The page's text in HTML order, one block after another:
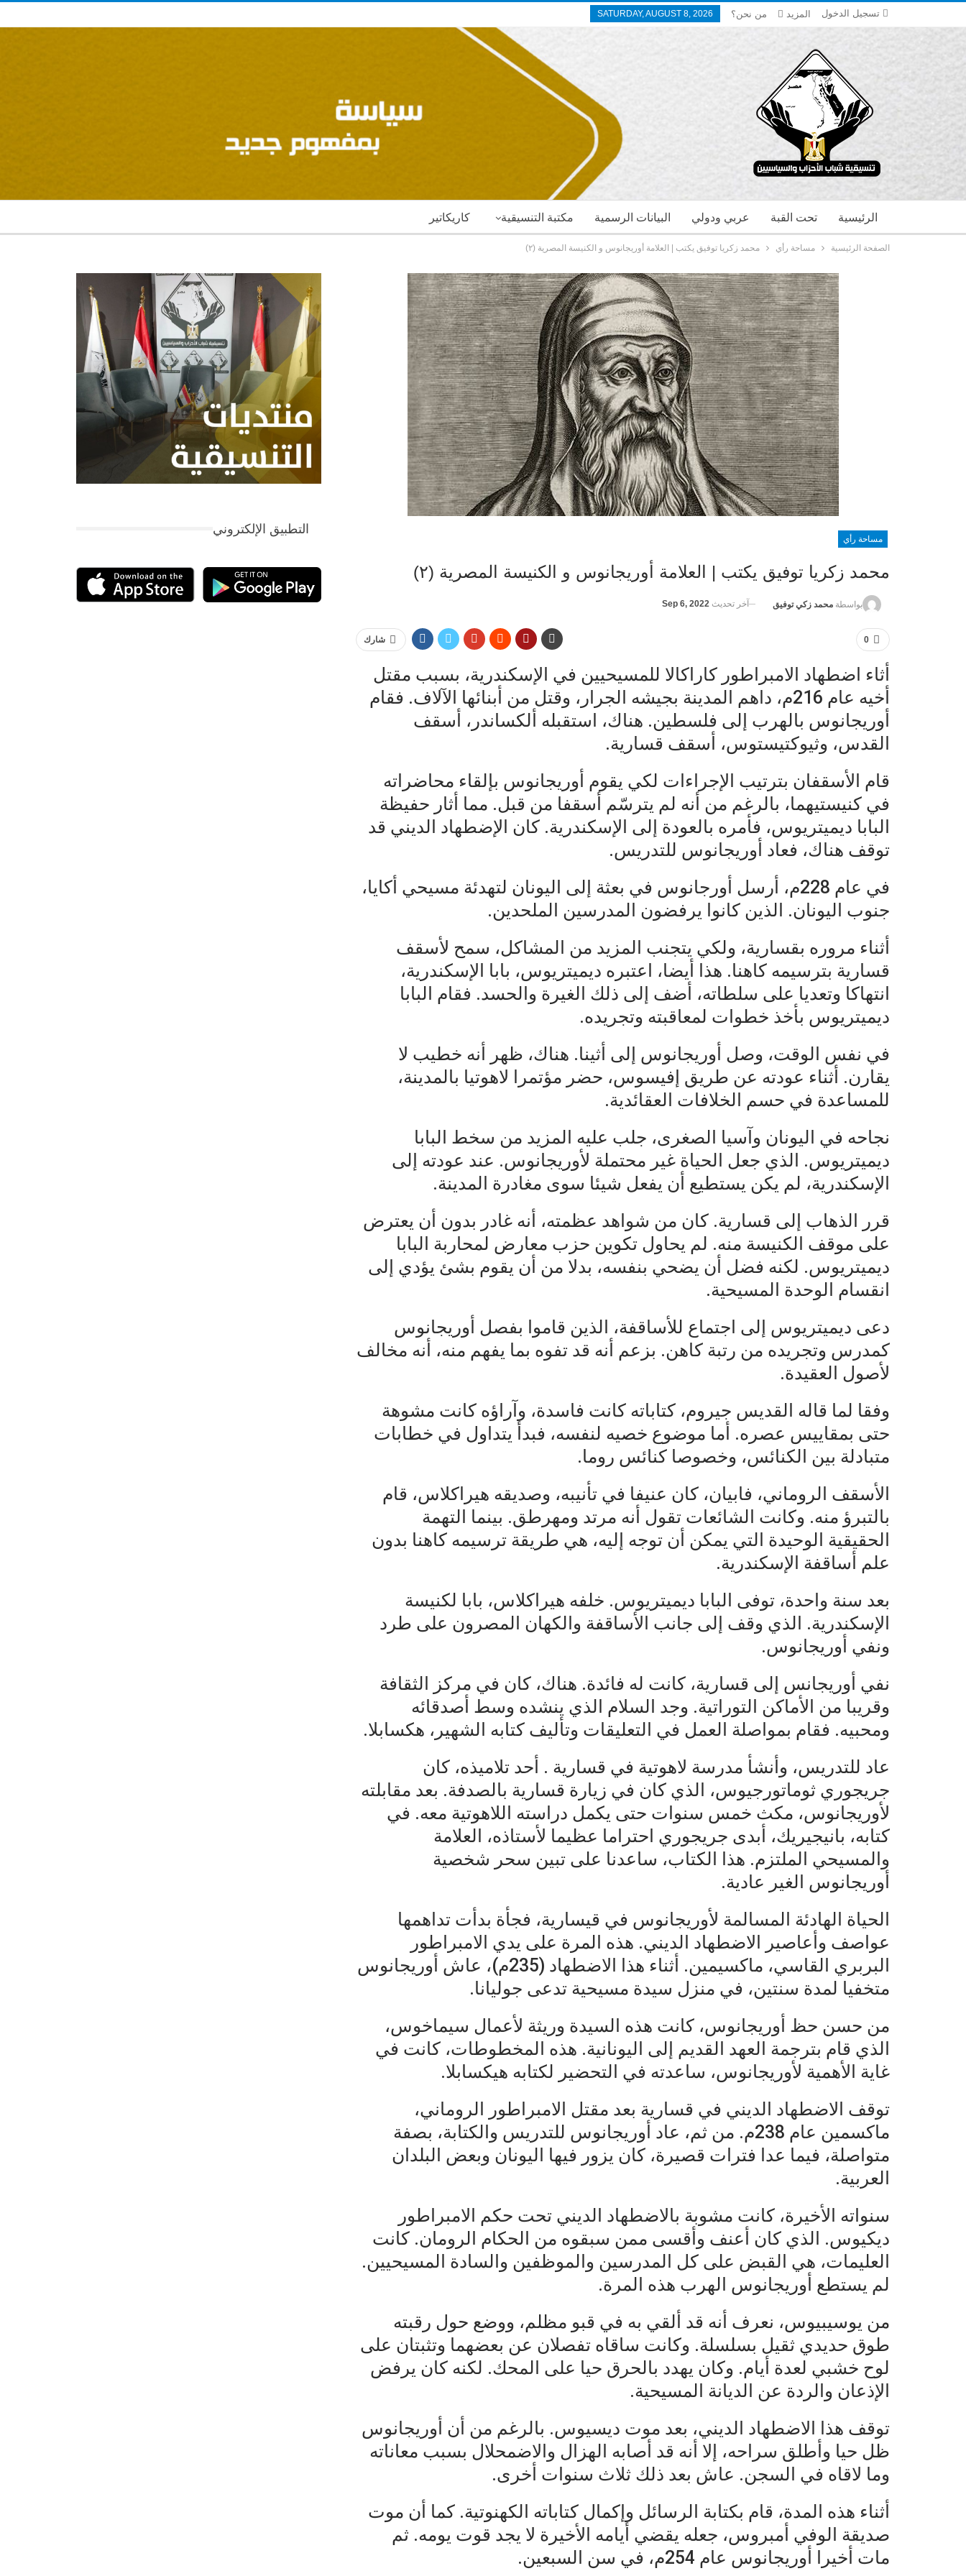
تسجيل الدخول SATURDAY, AUGUST 8, 2026 من نحن؟ المزيد
كاريكاتير مكتبة التنسيقية البيانات الرسمية عربي ودولي تحت القبة الرئيسية
الصفحة الرئيسية مساحة رأي محمد زكريا توفيق يكتب | العلامة أوريجانوس و الكنيسة المصرية (٢)
مساحة رأي
محمد زكريا توفيق يكتب | العلامة أوريجانوس و الكنيسة المصرية (٢)
بواسطة محمد زكي توفيق آخر تحديث Sep 6, 2022
0 شارك
أثاء اضطهاد الامبراطور كاراكالا للمسيحيين في الإسكندرية، بسبب مقتل
أخيه عام 216م، داهم المدينة بجيشه الجرار، وقتل من أبنائها الآلاف. فقام
أوريجانوس بالهرب إلى فلسطين. هناك، استقبله ألكساندر، أسقف
القدس، وثيوكتيستوس، أسقف قسارية.
قام الأسقفان بترتيب الإجراءات لكي يقوم أوريجانوس بإلقاء محاضراته
في كنيستيهما، بالرغم من أنه لم يترسّم أسقفا من قبل. مما أثار حفيظة
البابا ديميتريوس، فأمره بالعودة إلى الإسكندرية. كان الإضطهاد الديني قد
توقف هناك، فعاد أوريجانوس للتدريس.
في عام 228م، أرسل أورجانوس في بعثة إلى اليونان لتهدئة مسيحي أكايا،
جنوب اليونان. الذين كانوا يرفضون المدرسين الملحدين.
أثناء مروره بقسارية، ولكي يتجنب المزيد من المشاكل، سمح لأسقف
قسارية بترسيمه كاهنا. هذا أيضا، اعتبره ديميتريوس، بابا الإسكندرية،
انتهاكا وتعديا على سلطاته، أضف إلى ذلك الغيرة والحسد. فقام البابا
ديميتريوس بأخذ خطوات لمعاقبته وتجريده.
في نفس الوقت، وصل أوريجانوس إلى أثينا. هناك، ظهر أنه خطيب لا
يقارن. أثناء عودته عن طريق إفيسوس، حضر مؤتمرا لاهوتيا بالمدينة،
للمساعدة في حسم الخلافات العقائدية.
نجاحه في اليونان وآسيا الصغرى، جلب عليه المزيد من سخط البابا
ديميتريوس. الذي جعل الحياة غير محتملة لأوريجانوس. عند عودته إلى
الإسكندرية، لم يكن يستطيع أن يفعل شيئا سوى مغادرة المدينة.
قرر الذهاب إلى قسارية. كان من شواهد عظمته، أنه غادر بدون أن يعترض
على موقف الكنيسة منه. لم يحاول تكوين حزب معارض لمحاربة البابا
ديميتريوس. لكنه فضل أن يضحي بنفسه، بدلا من أن يقوم بشئ يؤدي إلى
انقسام الوحدة المسيحية.
دعى ديميتريوس إلى اجتماع للأساقفة، الذين قاموا بفصل أوريجانوس
كمدرس وتجريده من رتبة كاهن. بزعم أنه قد تفوه بما يفهم منه، أنه مخالف
لأصول العقيدة.
وفقا لما قاله القديس جيروم، كتاباته كانت فاسدة، وآراؤه كانت مشوهة
حتى بمقاييس عصره. أما موضوع خصيه لنفسه، فبدأ يتداول في خطابات
متبادلة بين الكنائس، وخصوصا كنائس روما.
الأسقف الروماني، فابيان، كان عنيفا في تأنيبه، وصديقه هيراكلاس، قام
بالتبرؤ منه. وكانت الشائعات تقول أنه مرتد ومهرطق. بينما التهمة
الحقيقية الوحيدة التي يمكن أن توجه إليه، هي طريقة ترسيمه كاهنا بدون
علم أساقفة الإسكندرية.
بعد سنة واحدة، توفى البابا ديميتريوس. خلفه هيراكلاس، بابا لكنيسة
الإسكندرية. الذي وقف إلى جانب الأساقفة والكهان المصرون على طرد
ونفي أوريجانوس.
نفي أوريجانس إلى قسارية، كانت له فائدة. هناك، كان في مركز الثقافة
وقريبا من الأماكن التوراتية. وجد السلام الذي ينشده وسط أصدقائه
ومحبيه. فقام بمواصلة العمل في التعليقات وتأليف كتابه الشهير، هكسابلا.
عاد للتدريس، وأنشأ مدرسة لاهوتية في قسارية . أحد تلاميذه، كان
جريجوري ثوماتورجيوس، الذي كان في زيارة قسارية بالصدفة. بعد مقابلته
لأوريجانوس، مكث خمس سنوات حتى يكمل دراسته اللاهوتية معه. في
كتابه، بانيجيريك، أبدى جريجوري احتراما عظيما لأستاذه، العلامة
والمسيحي الملتزم. هذا الكتاب، ساعدنا على تبين سحر شخصية
أوريجانوس الغير عادية.
الحياة الهادئة المسالمة لأوريجانوس في قيسارية، فجأة بدأت تداهمها
عواصف وأعاصير الاضطهاد الديني. هذه المرة على يدي الامبراطور
البربري القاسي، ماكسيمين. أثناء هذا الاضطهاد (235م)، عاش أوريجانوس
متخفيا لمدة سنتين، في منزل سيدة مسيحية تدعى جوليانا.
من حسن حظ أوريجانوس، كانت هذه السيدة وريثة لأعمال سيماخوس،
الذي قام بترجمة العهد القديم إلى اليونانية. هذه المخطوطات، كانت في
غاية الأهمية لأوريجانوس، ساعدته في التحضير لكتابه هيكسابلا.
توقف الاضطهاد الديني في قسارية بعد مقتل الامبراطور الروماني،
ماكسمين عام 238م. من ثم، عاد أوريجانوس للتدريس والكتابة، بصفة
متواصلة، فيما عدا فترات قصيرة، كان يزور فيها اليونان وبعض البلدان
العربية.
سنواته الأخيرة، كانت مشوبة بالاضطهاد الديني تحت حكم الامبراطور
ديكيوس. الذي كان أعنف وأقسى ممن سبقوه من الحكام الرومان. كانت
العليمات، هي القبض على كل المدرسين والموظفين والسادة المسيحيين.
لم يستطع أوريجانوس الهرب هذه المرة.
من يوسيبيوس، نعرف أنه قد ألقي به في قبو مظلم، ووضع حول رقبته
طوق حديدي ثقيل بسلسلة. وكانت ساقاه تفصلان عن بعضهما وتثبتان على
لوح خشبي لعدة أيام. وكان يهدد بالحرق حيا على المحك. لكنه كان يرفض
الإذعان والردة عن الديانة المسيحية.
توقف هذا الاضطهاد الديني، بعد موت ديسيوس. بالرغم من أن أوريجانوس
ظل حيا وأطلق سراحه، إلا أنه قد أصابه الهزال والاضمحلال بسبب معاناته
وما لاقاه في السجن. عاش بعد ذلك ثلاث سنوات أخرى.
أثناء هذه المدة، قام بكتابة الرسائل وإكمال كتاباته الكهنوتية. كما أن موت
صديقة الوفي أمبروس، جعله يقضي أيامه الأخيرة لا يجد قوت يومه. ثم
مات أخيرا أوريجانوس عام 254م، في سن السبعين.
التطبيق الإلكتروني